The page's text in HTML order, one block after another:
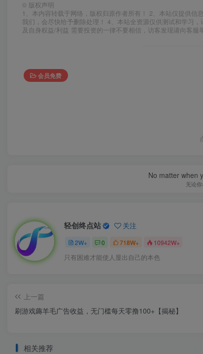
© 版权声明
1、本内容转载于网络，版权归原作者所有！ 2、本站仅提供
我们，会尽快给予删除处理！ 4、本站全资源仅供测试和学习
及自身权益/利益 需要投资的一律不要相信，访客发现请向客
会员免费
No matter when
无论
轻创终点站 关注
2W+ 0 718W+ 10942W+
只有困难才能使人显出自己的本色
上一篇
刷游戏薅羊毛广告收益，无门槛每天零撸100+【揭秘】
相关推荐